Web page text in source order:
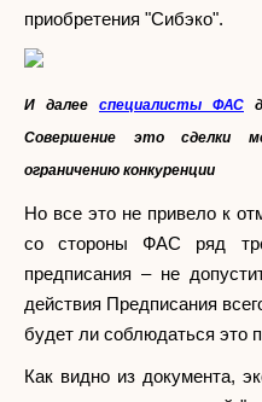
приобретения "Сибэко".
И далее специалисты ФАС
Совершение это сделки
ограничению конкуренции
Но все это не привело к
со стороны ФАС ряд
предписания – не
действия Предписания
будет ли соблюдаться это
Как видно из документа,